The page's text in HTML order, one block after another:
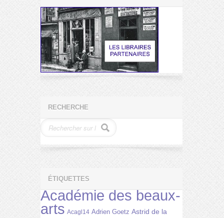
RECHERCHE
ÉTIQUETTES
Académie des beaux-
arts Acagl14 Adrien Goetz Astrid de la